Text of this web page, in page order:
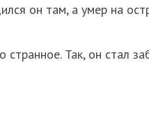
он там, а умер на
Так, он стал